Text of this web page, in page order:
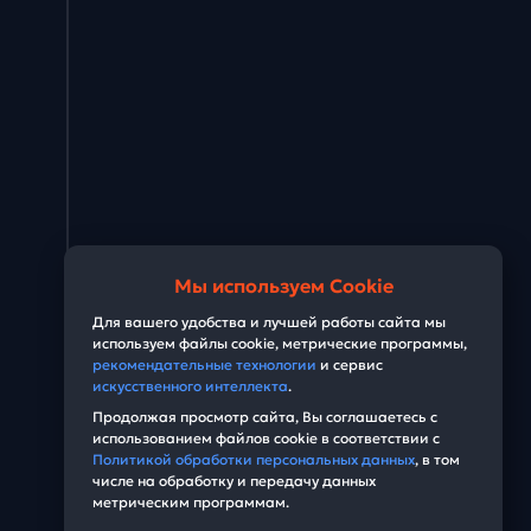
Мы используем Cookie
Для вашего удобства и лучшей работы сайта мы
используем файлы cookie, метрические программы,
рекомендательные технологии и сервис
искусственного интеллекта.
Продолжая просмотр сайта, Вы соглашаетесь с
использованием файлов cookie в соответствии с
Политикой обработки персональных данных, в том
числе на обработку и передачу данных
метрическим программам.